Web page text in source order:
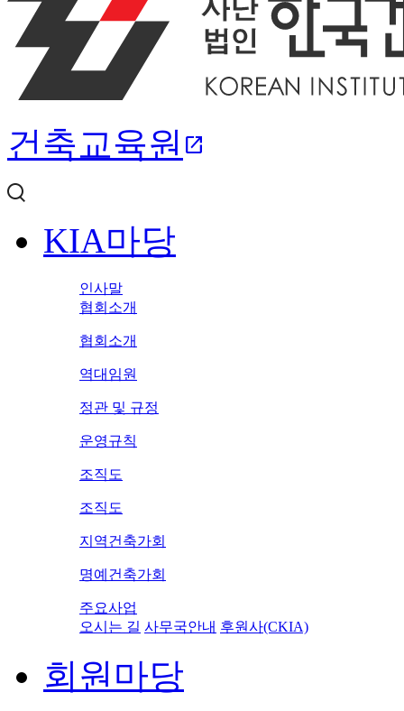
건축교육원 open_in_new
KIA마당
인사말
협회소개
협회소개
역대임원
정관 및 규정
운영규칙
조직도
조직도
지역건축가회
명예건축가회
주요사업
오시는 길 사무국안내 후원사(CKIA)
회원마당